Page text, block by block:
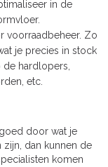
in de
voorraadbeheer. Zo
je precies in stock
hardlopers,
etc.
door wat je
dan kunnen de
komen